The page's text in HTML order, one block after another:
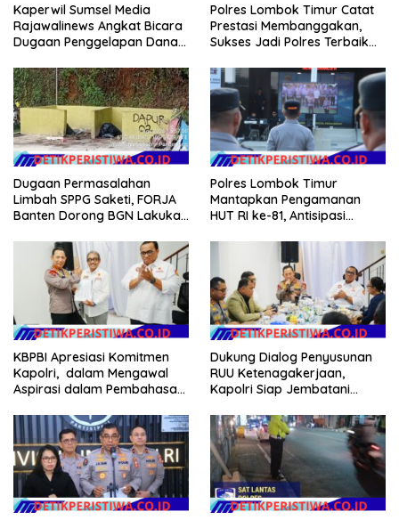
Kaperwil Sumsel Media
Rajawalinews Angkat Bicara
Dugaan Penggelapan Dana
Argomulyo Belitang Jaya
Hilang 3 Bulan Bawa
Anggaran Pembangunan
Polres Lombok Timur Catat
Prestasi Membanggakan,
Sukses Jadi Polres Terbaik
NTB
Dugaan Permasalahan
Limbah SPPG Saketi, FORJA
Banten Dorong BGN Lakukan
Polres Lombok Timur
Mantapkan Pengamanan
HUT RI ke-81, Antisipasi
Agenda Kapolri
KBPBI Apresiasi Komitmen
Kapolri, dalam Mengawal
Aspirasi dalam Pembahasan
Dukung Dialog Penyusunan
RUU Ketenagakerjaan,
Kapolri Siap Jembatani